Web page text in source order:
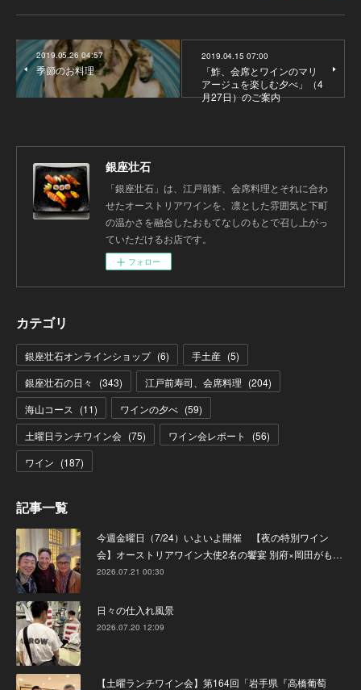
2019.05.26 04:57
季節のお料理
2019.04.15 07:00
「鮓、会席とワインのマリ
アージュを楽しむ夕べ」（4
月27日）のご案内
銀座壮石
「銀座壮石」は、江戸前鮓、会席料理とそれに合わ
せたオーストリアワインを、凛とした雰囲気と下町
の温かさを融合したおもてなしのもとで召し上がっ
ていただけるお店です。
フォロー
カテゴリ
銀座壮石オンラインショップ (6) 手土産 (5)
銀座壮石の日々
(343) 江戸前寿司、会席料理 (204)
海山コース
(11) ワインの夕べ (59)
土曜日ランチワイン会 (75) ワイン会レポート (56)
ワイン (187)
記事一覧
今週金曜日（7/24）いよいよ開催 【夜の特別ワイン
会】オーストリアワイン大使2名の饗宴 別府×岡田がも…
2026.07.21 00:30
日々の仕入れ風景
2026.07.20 12:09
【土曜ランチワイン会】第164回「岩手県『高橋葡萄